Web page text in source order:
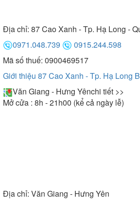
Địa chỉ: 87 Cao Xanh - Tp. Hạ Long -
0971.048.739
0915.244.598
Mã số thuế: 0900469517
Giới thiệu 87 Cao Xanh - Tp. Hạ Long
Văn Giang - Hưng Yênchi tiết >>
Mở cửa : 8h - 21h00 (kể cả ngày lễ)
Địa chỉ: Văn Giang - Hưng Yên